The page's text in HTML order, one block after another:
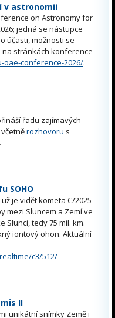
v astronomii
on Astronomy for
jedná se nástupce
účasti, možnosti se
na stránkách konference
conference-2026/.
řadu zajímavých
rozhovoru s
SOHO
je vidět kometa C/2025
mezi Sluncem a Zemí ve
Slunci, tedy 75 mil. km.
iontový ohon. Aktuální
c3/512/
II
unikátní snímky Země i